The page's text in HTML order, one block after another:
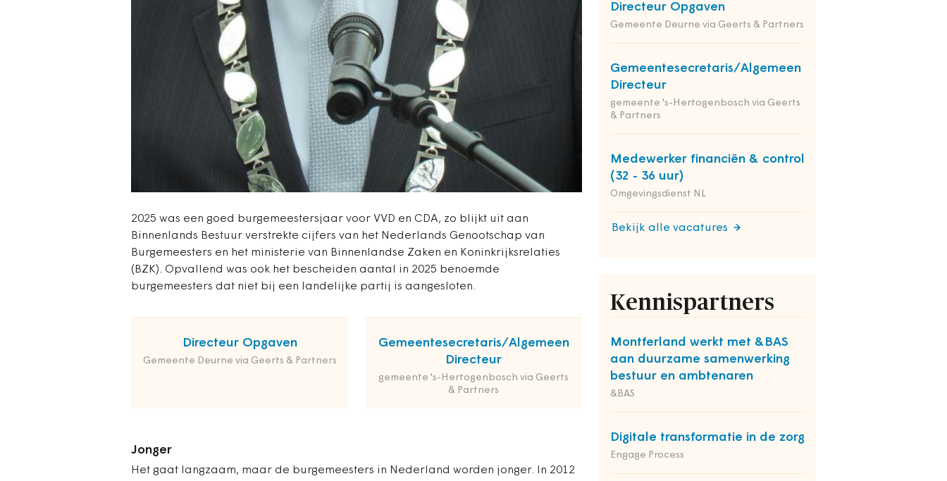
2025 was een goed burgemeestersjaar voor VVD en CDA, zo blijkt uit aan
Binnenlands Bestuur verstrekte cijfers van het Nederlands Genootschap van
Burgemeesters en het ministerie van Binnenlandse Zaken en Koninkrijksrelaties
(BZK). Opvallend was ook het bescheiden aantal in 2025 benoemde
burgemeesters dat niet bij een landelijke partij is aangesloten.
Directeur Opgaven
Gemeente Deurne via Geerts & Partners
Gemeentesecretaris/Algemeen
Directeur
gemeente 's-Hertogenbosch via Geerts
& Partners
Jonger
Het gaat langzaam, maar de burgemeesters in Nederland worden jonger. In 2012
Directeur Opgaven
Gemeente Deurne via Geerts & Partners
Gemeentesecretaris/Algemeen
Directeur
gemeente 's-Hertogenbosch via Geerts
& Partners
Medewerker financiën & control
(32 - 36 uur)
Omgevingsdienst NL
Bekijk alle vacatures
Kennispartners
Montferland werkt met &BAS
aan duurzame samenwerking
bestuur en ambtenaren
&BAS
Digitale transformatie in de zorg
Engage Process